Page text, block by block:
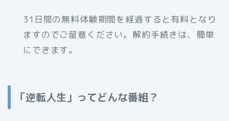
31日間の無料体験期間を経過すると有料となり
ますのでご留意ください。解約手続きは、簡単
にできます。
「逆転人生」ってどんな番組？